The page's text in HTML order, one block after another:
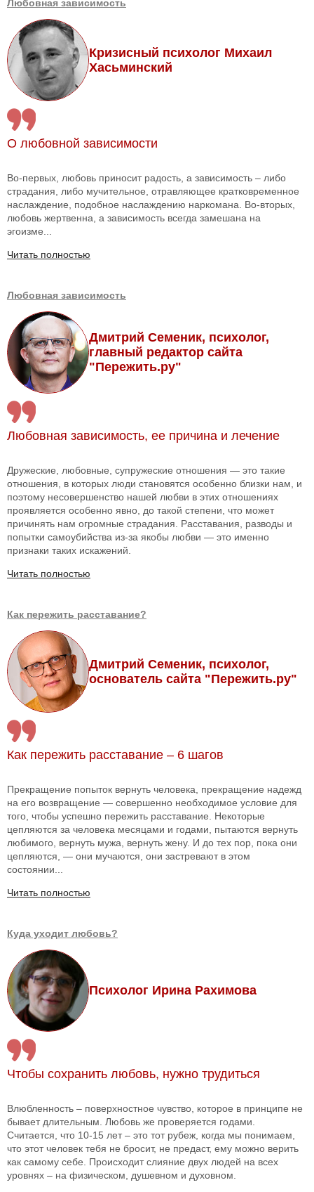
Любовная зависимость
Кризисный психолог Михаил
Хасьминский
О любовной зависимости
Во-первых, любовь приносит радость, а зависимость – либо
страдания, либо мучительное, отравляющее кратковременное
наслаждение, подобное наслаждению наркомана. Во-вторых,
любовь жертвенна, а зависимость всегда замешана на
эгоизме...
Читать полностью
Любовная зависимость
Дмитрий Семеник, психолог,
главный редактор сайта
"Пережить.ру"
Любовная зависимость, ее причина и лечение
Дружеские, любовные, супружеские отношения — это такие
отношения, в которых люди становятся особенно близки нам, и
поэтому несовершенство нашей любви в этих отношениях
проявляется особенно явно, до такой степени, что может
причинять нам огромные страдания. Расставания, разводы и
попытки самоубийства из-за якобы любви — это именно
признаки таких искажений.
Читать полностью
Как пережить расставание?
Дмитрий Семеник, психолог,
основатель сайта "Пережить.ру"
Как пережить расставание – 6 шагов
Прекращение попыток вернуть человека, прекращение надежд
на его возвращение — совершенно необходимое условие для
того, чтобы успешно пережить расставание. Некоторые
цепляются за человека месяцами и годами, пытаются вернуть
любимого, вернуть мужа, вернуть жену. И до тех пор, пока они
цепляются, — они мучаются, они застревают в этом
состоянии...
Читать полностью
Куда уходит любовь?
Психолог Ирина Рахимова
Чтобы сохранить любовь, нужно трудиться
Влюбленность – поверхностное чувство, которое в принципе не
бывает длительным. Любовь же проверяется годами.
Считается, что 10-15 лет – это тот рубеж, когда мы понимаем,
что этот человек тебя не бросит, не предаст, ему можно верить
как самому себе. Происходит слияние двух людей на всех
уровнях – на физическом, душевном и духовном.